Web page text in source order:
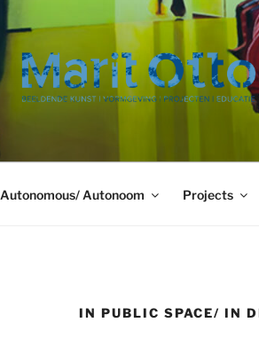
Autonomous/ Autonoom Projects
IN PUBLIC SPACE/ IN